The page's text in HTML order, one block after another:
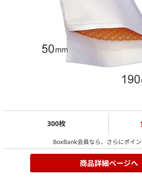
300枚
BoxBank会員なら、さらにポイン
商品詳細ページへ